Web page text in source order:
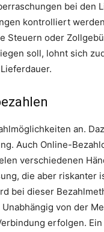
bei den
kontrolliert
Steuern oder
soll, lohnt sich
an.
Auch Online-
verschiedenen
die aber riskanter
bei dieser
von der
erfolgen.